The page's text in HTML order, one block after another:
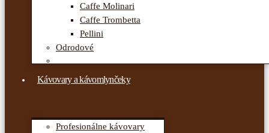
Caffe Molinari
Caffe Trombetta
Pellini
Odrodové
Kávovary a kávomlynčeky
Profesionálne kávovary